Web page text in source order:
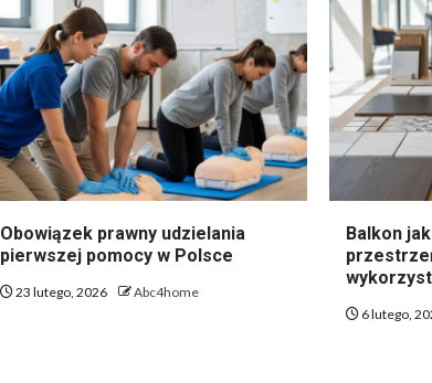
Obowiązek prawny udzielania
pierwszej pomocy w Polsce
23 lutego, 2026 Abc4home
Balkon
6 lutego,